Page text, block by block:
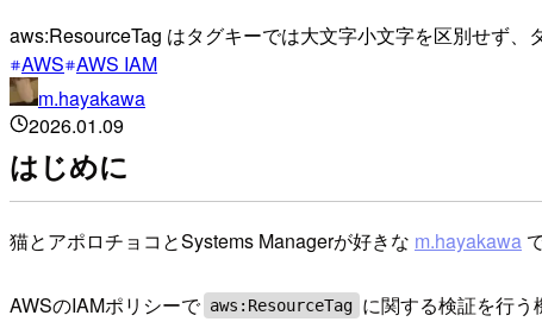
aws:ResourceTag はタグキーでは大文字小文字を区別せず、
AWS AWS IAM
m.hayakawa
2026.01.09
はじめに
猫とアポロチョコとSystems Managerが好きな m.hayakawa
AWSのIAMポリシーで aws:ResourceTag に関する検証を行う